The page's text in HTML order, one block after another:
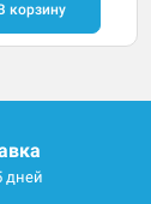
корзину
дней